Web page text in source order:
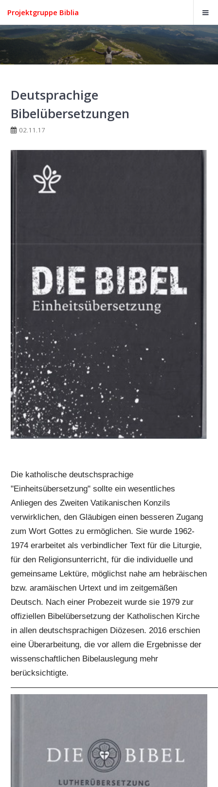
Deutsprachige
Bibelübersetzungen
02.11.17
Die katholische deutschsprachige
"Einheitsübersetzung" sollte ein wesentliches
Anliegen des Zweiten Vatikanischen Konzils
verwirklichen, den Gläubigen einen besseren Zugang
zum Wort Gottes zu ermöglichen. Sie wurde 1962-
1974 erarbeitet als verbindlicher Text für die Liturgie,
für den Religionsunterricht, für die individuelle und
gemeinsame Lektüre, möglichst nahe am hebräischen
bzw. aramäischen Urtext und im zeitgemäßen
Deutsch. Nach einer Probezeit wurde sie 1979 zur
offiziellen Bibelübersetzung der Katholischen Kirche
in allen deutschsprachigen Diözesen. 2016 erschien
eine Überarbeitung, die vor allem die Ergebnisse der
wissenschaftlichen Bibelauslegung mehr
berücksichtigte.
Projektgruppe Biblia